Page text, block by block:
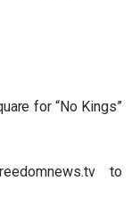
for “No Kings”
to